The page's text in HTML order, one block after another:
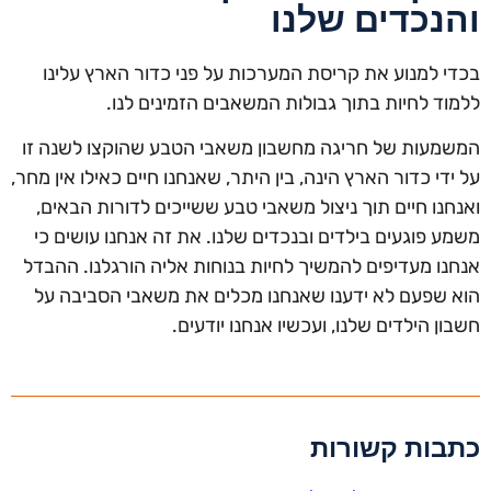
והנכדים שלנו
בכדי למנוע את קריסת המערכות על פני כדור הארץ עלינו
ללמוד לחיות בתוך גבולות המשאבים הזמינים לנו.
המשמעות של חריגה מחשבון משאבי הטבע שהוקצו לשנה זו
על ידי כדור הארץ הינה, בין היתר, שאנחנו חיים כאילו אין מחר,
ואנחנו חיים תוך ניצול משאבי טבע ששייכים לדורות הבאים,
משמע פוגעים בילדים ובנכדים שלנו. את זה אנחנו עושים כי
אנחנו מעדיפים להמשיך לחיות בנוחות אליה הורגלנו. ההבדל
הוא שפעם לא ידענו שאנחנו מכלים את משאבי הסביבה על
חשבון הילדים שלנו, ועכשיו אנחנו יודעים.
כתבות קשורות